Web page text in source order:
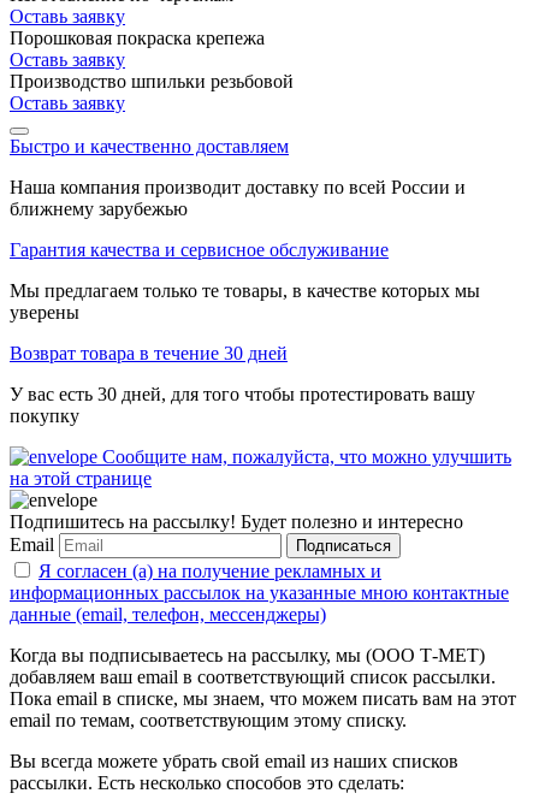
Оставь заявку
Порошковая покраска крепежа
Оставь заявку
Производство шпильки резьбовой
Оставь заявку
Быстро и качественно доставляем
Наша компания производит доставку по всей России и
ближнему зарубежью
Гарантия качества и сервисное обслуживание
Мы предлагаем только те товары, в качестве которых мы
уверены
Возврат товара в течение 30 дней
У вас есть 30 дней, для того чтобы протестировать вашу
покупку
Сообщите нам, пожалуйста, что можно улучшить
на этой странице
Подпишитесь на рассылку! Будет полезно и интересно
Email
Подписаться
Я согласен (а) на получение рекламных и
информационных рассылок на указанные мною контактные
данные (email, телефон, мессенджеры)
Когда вы подписываетесь на рассылку, мы (ООО Т-МЕТ)
добавляем ваш email в соответствующий список рассылки.
Пока email в списке, мы знаем, что можем писать вам на этот
email по темам, соответствующим этому списку.
Вы всегда можете убрать свой email из наших списков
рассылки. Есть несколько способов это сделать: